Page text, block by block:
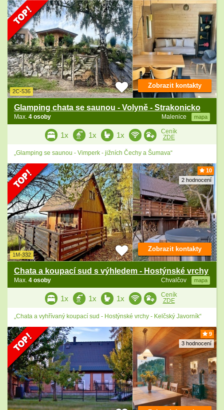
2C-536
Glamping chata se saunou - Volyně - Strakonicko
Malenice mapa
Max. 4 osoby
Zobrazit kontakty
1x 1x 1x
Ceník
ZDE
„Glamping se saunou - Vimperk - jižních Čechy a Šumava“
10
2 hodnocení
1M-332
Chata a koupací sud s výhledem - Hostýnské vrchy
Chvalčov mapa
Max. 4 osoby
Zobrazit kontakty
1x 1x 1x
Ceník
ZDE
„Chata a vyhřívaný koupací sud - Hostýnské vrchy - Kelčský Javorník“
9
3 hodnocení